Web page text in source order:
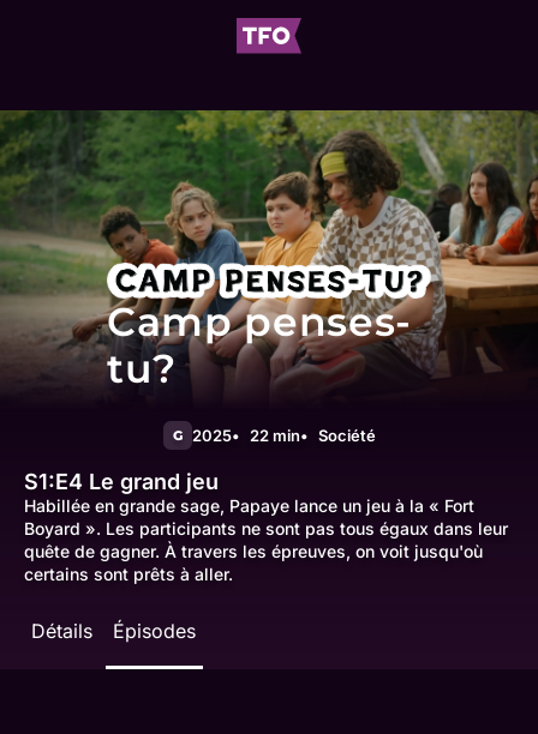
Camp penses-
tu?
G 2025 22 min Société
S1:E4 Le grand jeu
Habillée en grande sage, Papaye lance un jeu à la « Fort
Boyard ». Les participants ne sont pas tous égaux dans leur
quête de gagner. À travers les épreuves, on voit jusqu'où
certains sont prêts à aller.
Détails Épisodes